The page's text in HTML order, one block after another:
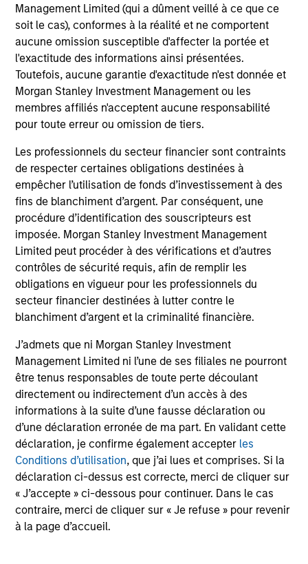
Management Limited (qui a dûment veillé à ce que ce
soit le cas), conformes à la réalité et ne comportent
aucune omission susceptible d'affecter la portée et
l'exactitude des informations ainsi présentées.
Toutefois, aucune garantie d'exactitude n'est donnée et
Morgan Stanley Investment Management ou les
membres affiliés n'acceptent aucune responsabilité
pour toute erreur ou omission de tiers.
Les professionnels du secteur financier sont contraints
de respecter certaines obligations destinées à
empêcher l’utilisation de fonds d’investissement à des
fins de blanchiment d’argent. Par conséquent, une
procédure d’identification des souscripteurs est
imposée. Morgan Stanley Investment Management
Limited peut procéder à des vérifications et d’autres
contrôles de sécurité requis, afin de remplir les
obligations en vigueur pour les professionnels du
secteur financier destinées à lutter contre le
blanchiment d’argent et la criminalité financière.
J’admets que ni Morgan Stanley Investment
Management Limited ni l’une de ses filiales ne pourront
être tenus responsables de toute perte découlant
directement ou indirectement d’un accès à des
informations à la suite d’une fausse déclaration ou
d’une déclaration erronée de ma part. En validant cette
déclaration, je confirme également accepter les
Conditions d’utilisation, que j’ai lues et comprises. Si la
déclaration ci-dessus est correcte, merci de cliquer sur
« J’accepte » ci-dessous pour continuer. Dans le cas
contraire, merci de cliquer sur « Je refuse » pour revenir
à la page d’accueil.
de frais et ne prennent pas en compte les
commissions et coûts relatifs à l’émission et au
rachat de parts. La source de toutes les données
relatives aux performances et aux indices est
Morgan Stanley Investment Management.
decliquer icipour obtenir des informations
complémentaires sur les performances et autres
attentivement.
Lesfrais courantsreflètent les payements et frais
engagés lors du fonctionnement du fonds et sont déduits
des actifs du fonds pour la période. Ils incluent les
commissions et frais de gestion, dépôt et
d’administration.
Performances calendaires
Profil de risque et de
rendement
Loading